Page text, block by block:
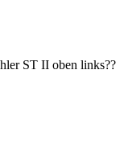
ST II oben links??